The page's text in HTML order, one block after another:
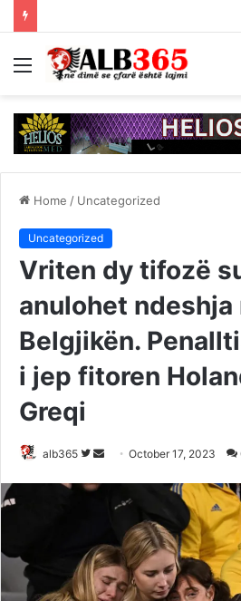
Menu
Home / Uncategorized
Uncategorized
Vriten dy tifozë
anulohet ndeshja
Belgjikën.
i jep fitoren
Greqi
alb365
Follow
Twitter
Send
email
October 17, 2023